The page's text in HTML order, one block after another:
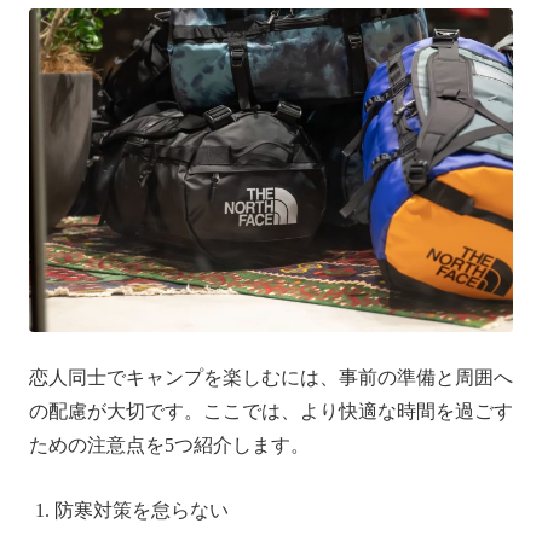
恋人同士でキャンプを楽しむには、事前の準備と周囲へ
の配慮が大切です。ここでは、より快適な時間を過ごす
ための注意点を5つ紹介します。
防寒対策を怠らない